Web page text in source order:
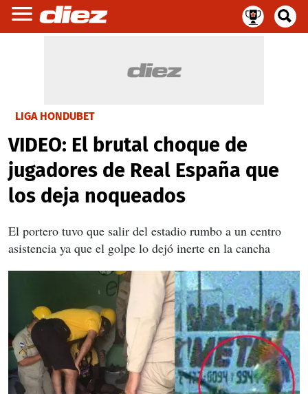
LIGA HONDUBET
VIDEO: El brutal choque de
jugadores de Real España que
los deja noqueados
El portero tuvo que salir del estadio rumbo a un centro
asistencia ya que el golpe lo dejó inerte en la cancha